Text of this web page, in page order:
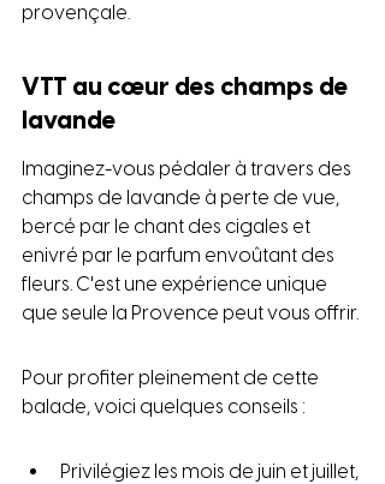
provençale.
VTT au cœur des champs de
lavande
Imaginez-vous pédaler à travers des
champs de lavande à perte de vue,
bercé par le chant des cigales et
enivré par le parfum envoûtant des
fleurs. C'est une expérience unique
que seule la Provence peut vous offrir.
Pour profiter pleinement de cette
balade, voici quelques conseils :
Privilégiez les mois de juin et juillet,